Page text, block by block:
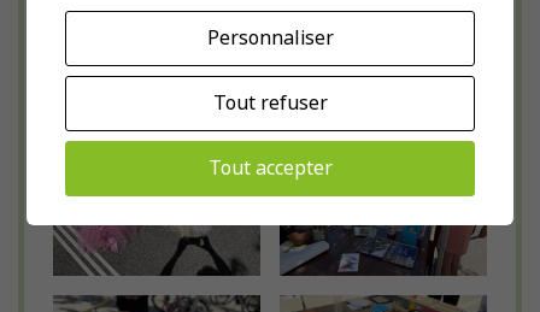
À très bientôt sur les chemins… et peut-
être sur une ligne Pedibus !
Personnaliser
Tout refuser
Tout accepter